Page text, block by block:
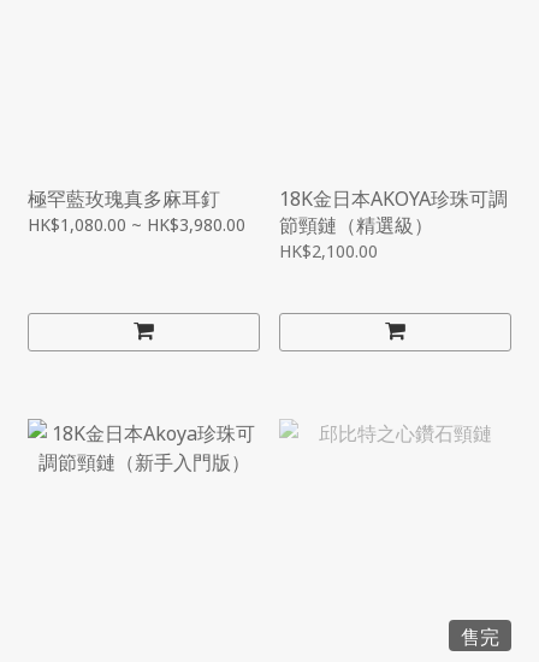
極罕藍玫瑰真多麻耳釘
HK$1,080.00 ~ HK$3,980.00
18K金日本AKOYA珍珠可調
節頸鏈（精選級）
HK$2,100.00
售完